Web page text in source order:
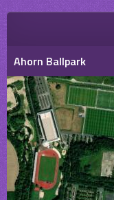
Ahorn Ballpark